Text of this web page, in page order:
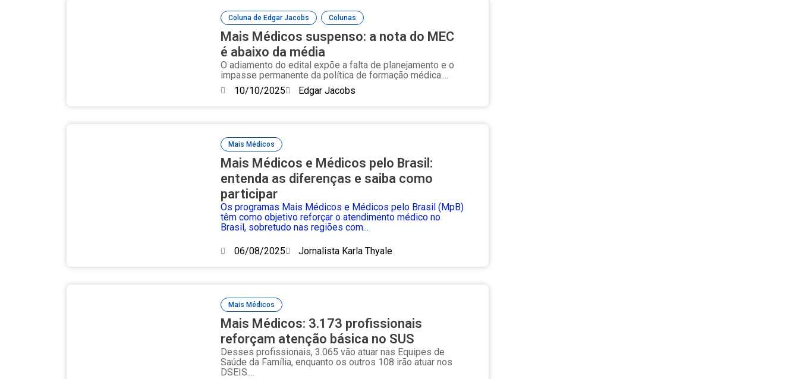
Coluna de Edgar Jacobs , Colunas
Mais Médicos suspenso: a nota do MEC
é abaixo da média
O adiamento do edital expõe a falta de planejamento e o
impasse permanente da política de formação médica....
10/10/2025
Edgar Jacobs
Mais Médicos
Mais Médicos e Médicos pelo Brasil:
entenda as diferenças e saiba como
participar
Os programas Mais Médicos e Médicos pelo Brasil (MpB)
têm como objetivo reforçar o atendimento médico no
Brasil, sobretudo nas regiões com...
06/08/2025 Jornalista Karla Thyale
Mais Médicos
Mais Médicos: 3.173 profissionais
reforçam atenção básica no SUS
Desses profissionais, 3.065 vão atuar nas Equipes de
Saúde da Família, enquanto os outros 108 irão atuar nos
DSEIS....